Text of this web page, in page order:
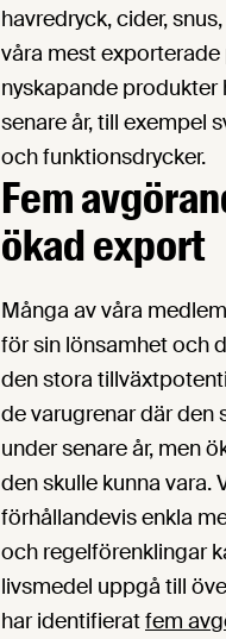
havredryck, cider,
våra mest
nyskapande
senare år, till exempel
och funktionsdrycker.
Fem
ökad export
Många av våra
för sin lönsamhet och
den stora
de varugrenar där den
under senare år, men
den skulle kunna vara.
förhållandevis enkla
och regelförenklingar
livsmedel uppgå till
har identifieratfem